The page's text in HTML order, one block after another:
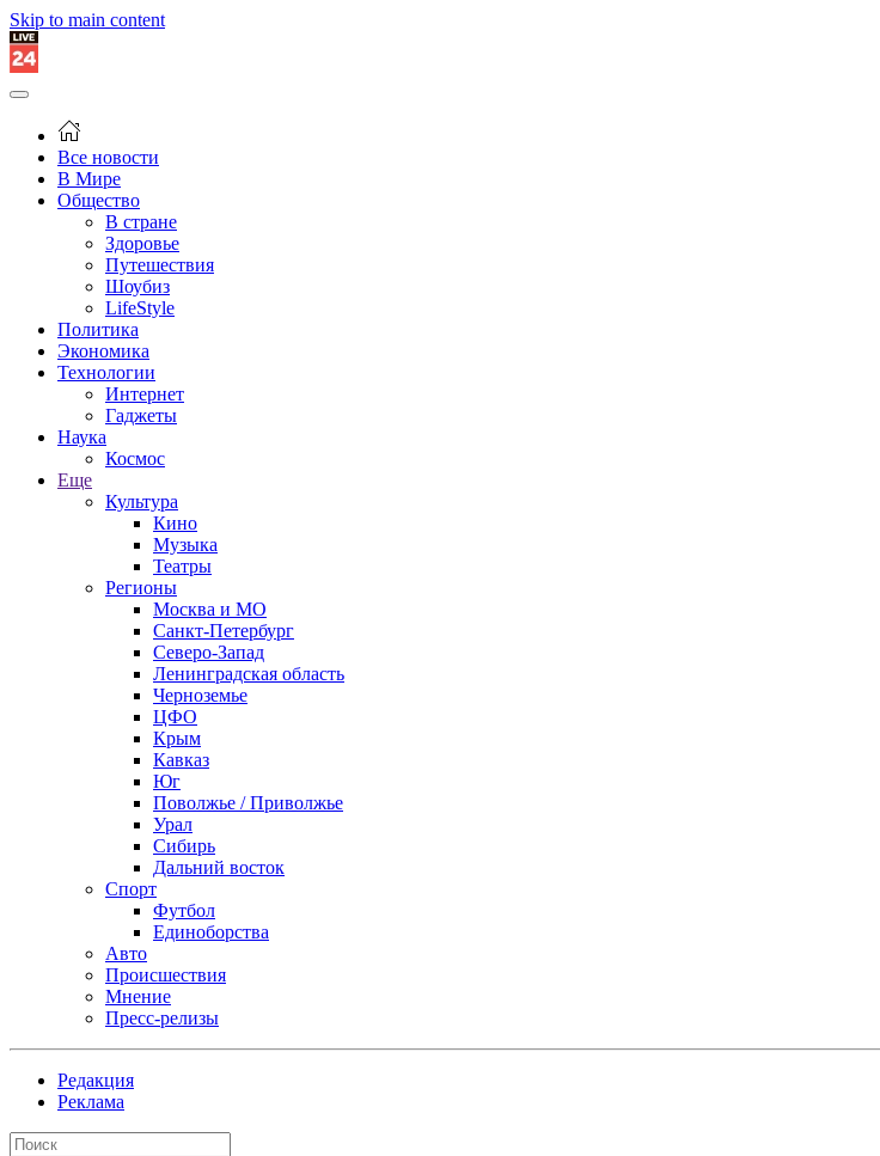
Skip to main content
Все новости
В Мире
Общество
В стране
Здоровье
Путешествия
Шоубиз
LifeStyle
Политика
Экономика
Технологии
Интернет
Гаджеты
Наука
Космос
Еще
Культура
Кино
Музыка
Театры
Регионы
Москва и МО
Санкт-Петербург
Северо-Запад
Ленинградская область
Черноземье
ЦФО
Крым
Кавказ
Юг
Поволжье / Приволжье
Урал
Сибирь
Дальний восток
Спорт
Футбол
Единоборства
Авто
Происшествия
Мнение
Пресс-релизы
Редакция
Реклама